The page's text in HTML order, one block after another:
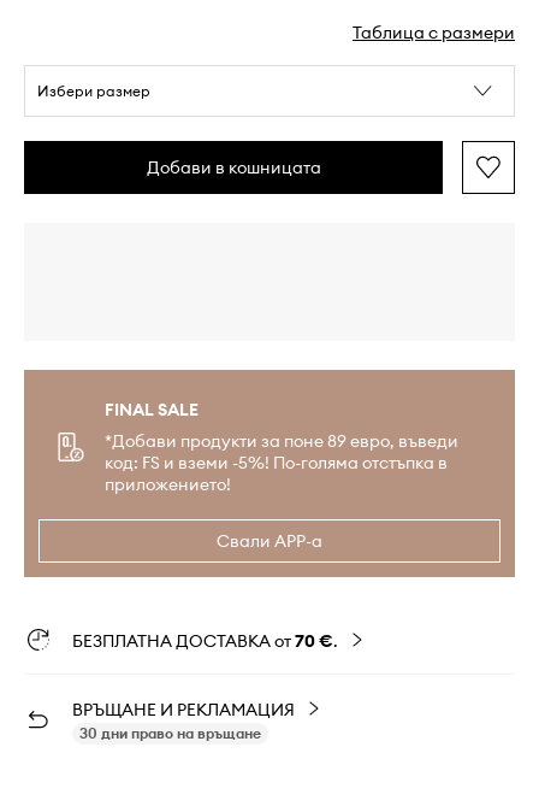
Таблица с размери
Избери размер
Добави в кошницата
FINAL SALE
*Добави продукти за поне 89 евро, въведи
код: FS и вземи -5%! По-голяма отстъпка в
приложението!
Свали APP-а
БЕЗПЛАТНА ДОСТАВКА от70 €.
ВРЪЩАНЕ И РЕКЛАМАЦИЯ
30 дни право на връщане